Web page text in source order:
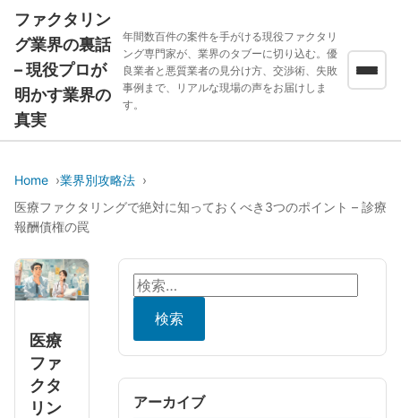
ファクタリン
グ業界の裏話
– 現役プロが
明かす業界の
真実
年間数百件の案件を手がける現役ファクタリ
ング専門家が、業界のタブーに切り込む。優
良業者と悪質業者の見分け方、交渉術、失敗
事例まで、リアルな現場の声をお届けしま
す。
Home
業界別攻略法
医療ファクタリングで絶対に知っておくべき3つのポイント – 診療
報酬債権の罠
医療
ファ
クタ
リン
検
アーカイブ